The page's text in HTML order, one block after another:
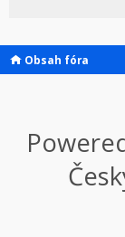
Obsah fóra